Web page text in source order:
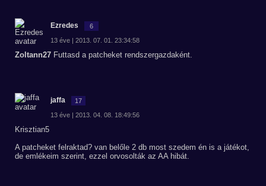
Ezredes 6
13 éve | 2013. 07. 01. 23:34:58
Zoltann27 Futtasd a patcheket rendszergazdaként.
jaffa 17
13 éve | 2013. 04. 08. 18:49:56
Krisztian5
A patcheket felraktad? van belőle 2 db most szedem én is a játékot,
de emlékeim szerint, ezzel orvosolták az AA hibát.